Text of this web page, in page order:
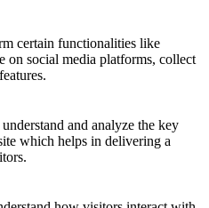
certain functionalities like
on social media platforms, collect
and analyze the key
which helps in delivering a